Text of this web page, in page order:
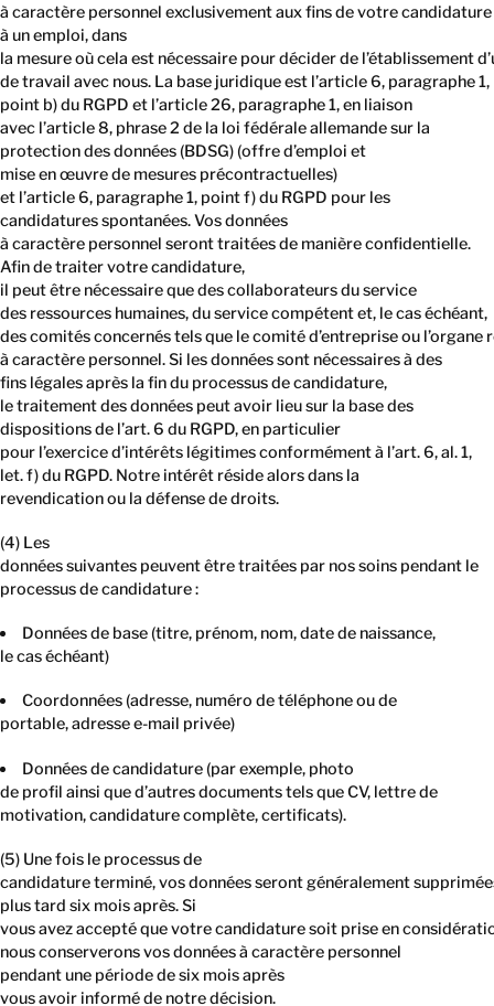
à caractère personnel exclusivement aux fins de votre candidature
à un emploi, dans
la mesure où cela est nécessaire pour décider de l’établissement
de travail avec nous. La base juridique est l’article 6, paragraphe 1,
point b) du RGPD et l’article 26, paragraphe 1, en liaison
avec l’article 8, phrase 2 de la loi fédérale allemande sur la
protection des données (BDSG) (offre d’emploi et
mise en œuvre de mesures précontractuelles)
et l’article 6, paragraphe 1, point f) du RGPD pour les
candidatures spontanées. Vos données
à caractère personnel seront traitées de manière confidentielle.
Afin de traiter votre candidature,
il peut être nécessaire que des collaborateurs du service
des ressources humaines, du service compétent et, le cas échéant,
des comités concernés tels que le comité d’entreprise ou
à caractère personnel. Si les données sont nécessaires à des
fins légales après la fin du processus de candidature,
le traitement des données peut avoir lieu sur la base des
dispositions de l’art. 6 du RGPD, en particulier
pour l’exercice d’intérêts légitimes conformément à l’art. 6, al. 1,
let. f) du RGPD. Notre intérêt réside alors dans la
revendication ou la défense de droits.
(4) Les
données suivantes peuvent être traitées par nos soins pendant le
processus de candidature :
Données de base (titre, prénom, nom, date de naissance,
le cas échéant)
Coordonnées (adresse, numéro de téléphone ou de
portable, adresse e-mail privée)
Données de candidature (par exemple, photo
de profil ainsi que d’autres documents tels que CV, lettre de
motivation, candidature complète, certificats).
(5) Une fois le processus de
candidature terminé, vos données seront généralement
plus tard six mois après. Si
vous avez accepté que votre candidature soit prise en
nous conserverons vos données à caractère personnel
pendant une période de six mois après
vous avoir informé de notre décision.